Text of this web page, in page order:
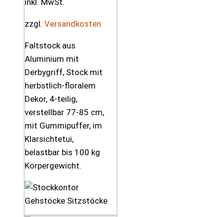
inkl. MwSt.
zzgl. Versandkosten
Faltstock aus
Aluminium mit
Derbygriff, Stock mit
herbstlich-floralem
Dekor, 4-teilig,
verstellbar 77-85 cm,
mit Gummipuffer, im
Klarsichtetui,
belastbar bis 100 kg
Körpergewicht.